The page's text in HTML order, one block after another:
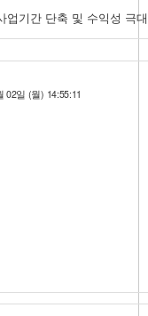
업기간 단축 및 수익성 극
02일 (월) 14:55:11